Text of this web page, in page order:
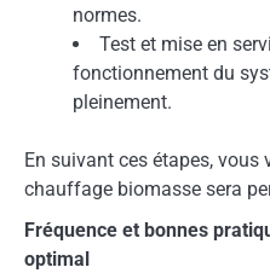
normes.
Test et mise en
fonctionnement du
pleinement.
En suivant ces étapes, vous
chauffage biomasse sera
Fréquence et bonnes
optimal